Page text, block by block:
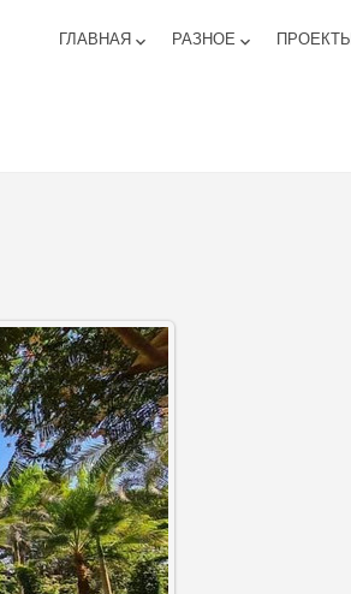
ГЛАВНАЯ keyboard_arrow_down РАЗНОЕ keyboard_arrow_down ПРОЕКТЫ